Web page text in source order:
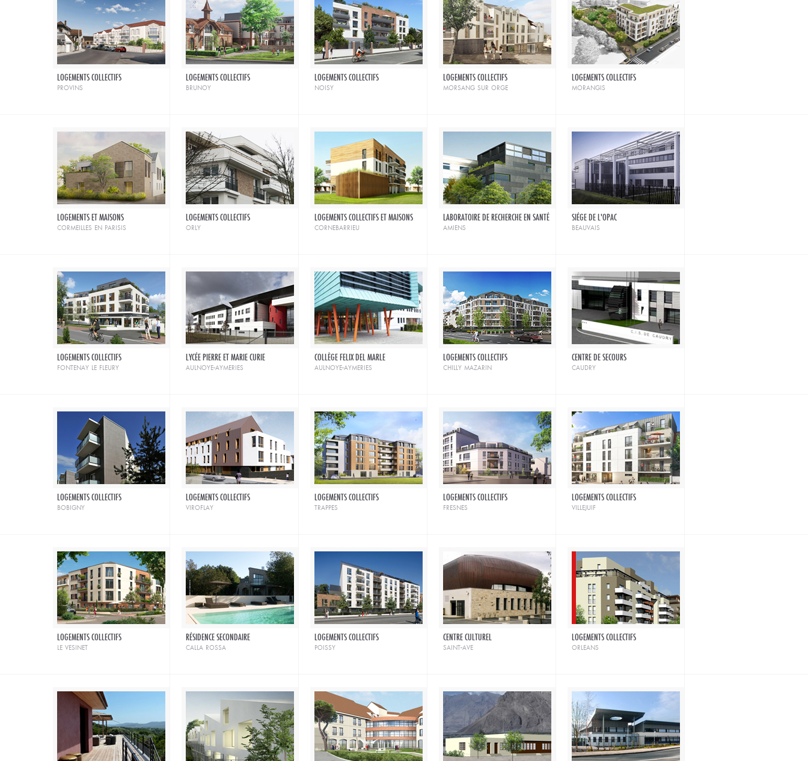
LOGEMENTS COLLECTIFS
provins
LOGEMENTS COLLECTIFS
brunoy
LOGEMENTS COLLECTIFS
noisy
LOGEMENTS COLLECTIFS
morsang sur orge
LOGEMENTS COLLECTIFS
morangis
LOGEMENTS ET MAISONS
cormeilles en parisis
LOGEMENTS COLLECTIFS
orly
LOGEMENTS COLLECTIFS ET MAISONS
cornebarrieu
LABORATOIRE DE RECHERCHE EN SANTÉ
amiens
SIÉGE DE L'OPAC
beauvais
LOGEMENTS COLLECTIFS
fontenay le fleury
LYCÉE PIERRE ET MARIE CURIE
aulnoye-aymeries
COLLÈGE FELIX DEL MARLE
aulnoye-aymeries
LOGEMENTS COLLECTIFS
chilly mazarin
CENTRE DE SECOURS
caudry
LOGEMENTS COLLECTIFS
bobigny
LOGEMENTS COLLECTIFS
viroflay
LOGEMENTS COLLECTIFS
trappes
LOGEMENTS COLLECTIFS
fresnes
LOGEMENTS COLLECTIFS
villejuif
LOGEMENTS COLLECTIFS
le vesinet
RÉSIDENCE SECONDAIRE
calla rossa
LOGEMENTS COLLECTIFS
poissy
CENTRE CULTUREL
saint-ave
LOGEMENTS COLLECTIFS
orleans